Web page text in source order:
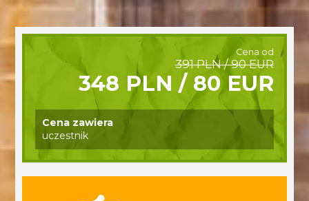
Cena od
391 PLN / 90 EUR
348 PLN / 80 EUR
Cena zawiera
uczestnik